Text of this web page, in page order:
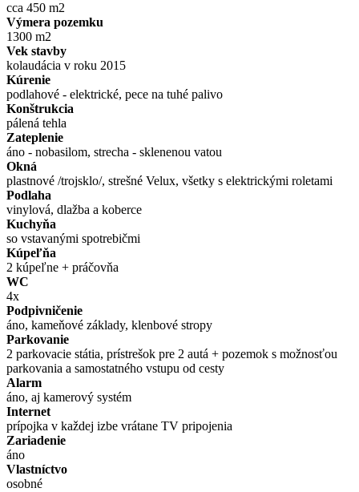
cca 450 m2
Výmera pozemku
1300 m2
Vek stavby
kolaudácia v roku 2015
Kúrenie
podlahové - elektrické, pece na tuhé palivo
Konštrukcia
pálená tehla
Zateplenie
áno - nobasilom, strecha - sklenenou vatou
Okná
plastnové /trojsklo/, strešné Velux, všetky s elektrickými roletami
Podlaha
vinylová, dlažba a koberce
Kuchyňa
so vstavanými spotrebičmi
Kúpeľňa
2 kúpeľne + práčovňa
WC
4x
Podpivničenie
áno, kameňové základy, klenbové stropy
Parkovanie
2 parkovacie státia, prístrešok pre 2 autá + pozemok s možnosťou
parkovania a samostatného vstupu od cesty
Alarm
áno, aj kamerový systém
Internet
prípojka v každej izbe vrátane TV pripojenia
Zariadenie
áno
Vlastníctvo
osobné